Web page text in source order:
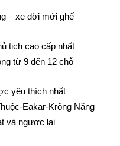
– xe đời mới ghế
tịch cao cấp nhất
từ 9 đến 12 chỗ
yêu thích nhất
Eakar-Krông Năng
và ngược lại